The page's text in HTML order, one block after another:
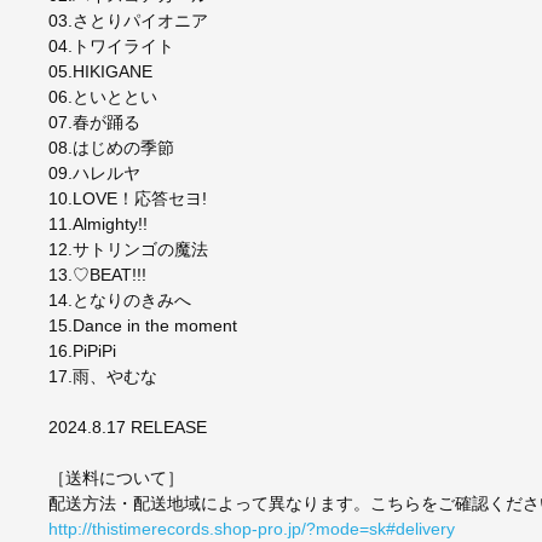
03.さとりパイオニア
04.トワイライト
05.HIKIGANE
06.といととい
07.春が踊る
08.はじめの季節
09.ハレルヤ
10.LOVE！応答セヨ!
11.Almighty!!
12.サトリンゴの魔法
13.♡BEAT!!!
14.となりのきみへ
15.Dance in the moment
16.PiPiPi
17.雨、やむな
2024.8.17 RELEASE
［送料について］
配送方法・配送地域によって異なります。こちらをご確認くだ
http://thistimerecords.shop-pro.jp/?mode=sk#delivery